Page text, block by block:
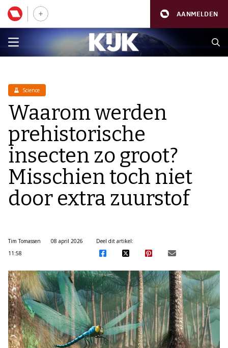
AANMELDEN
Science
Waarom werden
prehistorische
insecten zo groot?
Misschien toch niet
door extra zuurstof
Tim Tomassen
08 april 2026
11:58
Deel dit artikel: